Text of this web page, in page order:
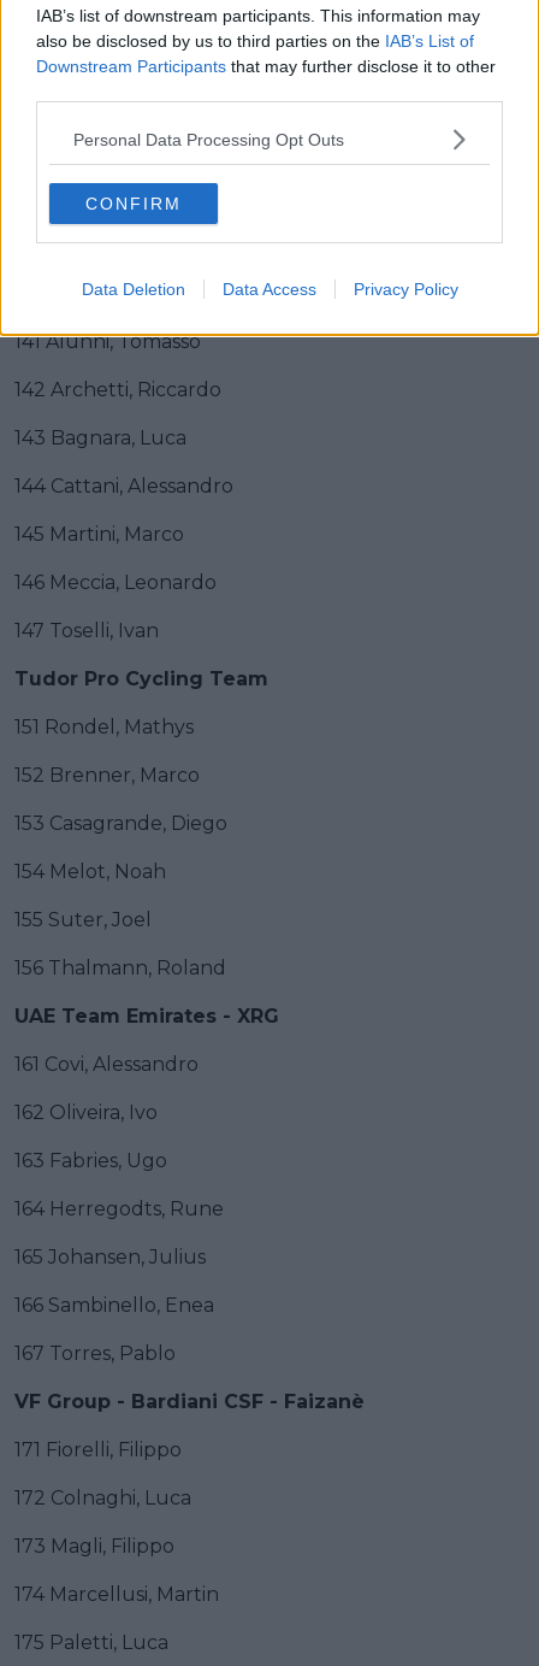
IAB’s list of downstream participants. This information may
also be disclosed by us to third parties on the IAB’s List of
Downstream Participants that may further disclose it to other
Personal Data Processing Opt Outs
CONFIRM
Data Deletion Data Access Privacy Policy
133 De Cassan, Davide
134 Martín, Alex
135 Raccagni, Gabriele
136 Tercero, Fernando
137 Zoccarato, Samuele
Team Technipes
141 Alunni, Tomasso
142 Archetti, Riccardo
143 Bagnara, Luca
144 Cattani, Alessandro
145 Martini, Marco
146 Meccia, Leonardo
147 Toselli, Ivan
Tudor Pro Cycling Team
151 Rondel, Mathys
152 Brenner, Marco
153 Casagrande, Diego
154 Melot, Noah
155 Suter, Joel
156 Thalmann, Roland
UAE Team Emirates - XRG
161 Covi, Alessandro
162 Oliveira, Ivo
163 Fabries, Ugo
164 Herregodts, Rune
165 Johansen, Julius
166 Sambinello, Enea
167 Torres, Pablo
VF Group - Bardiani CSF - Faizanè
171 Fiorelli, Filippo
172 Colnaghi, Luca
173 Magli, Filippo
174 Marcellusi, Martin
175 Paletti, Luca